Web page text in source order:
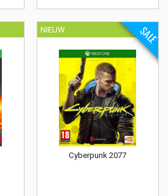
NIEUW
Cyberpunk 2077
SALE